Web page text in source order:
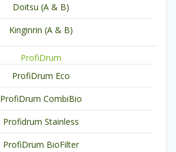
Doitsu (A & B)
Kinginrin (A & B)
ProfiDrum
ProfiDrum Eco
ProfiDrum CombiBio
Profidrum Stainless
ProfiDrum BioFilter